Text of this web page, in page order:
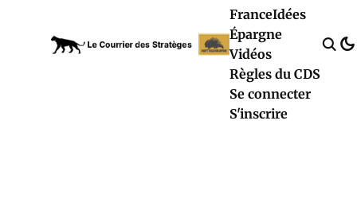
FranceIdées
Épargne
Vidéos
Règles du CDS
Se connecter
S'inscrire